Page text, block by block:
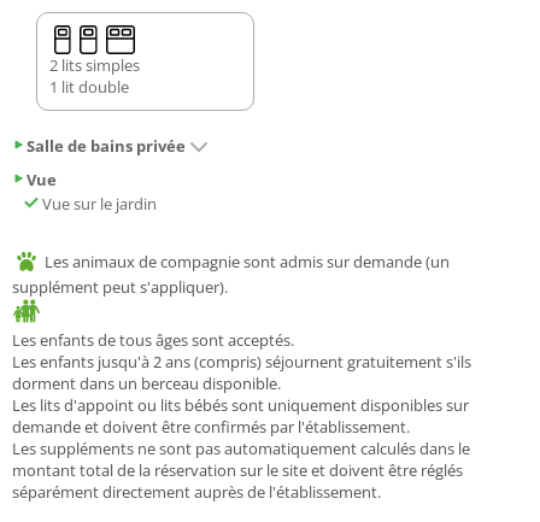
2 lits simples
1 lit double
Salle de bains privée
Vue
Vue sur le jardin
Les animaux de compagnie sont admis sur demande (un
supplément peut s'appliquer).
Les enfants de tous âges sont acceptés.
Les enfants jusqu'à 2 ans (compris) séjournent gratuitement s'ils
dorment dans un berceau disponible.
Les lits d'appoint ou lits bébés sont uniquement disponibles sur
demande et doivent être confirmés par l'établissement.
Les suppléments ne sont pas automatiquement calculés dans le
montant total de la réservation sur le site et doivent être réglés
séparément directement auprès de l'établissement.